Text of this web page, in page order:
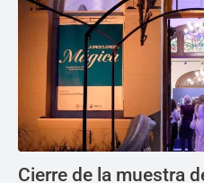
Cierre de la muestra